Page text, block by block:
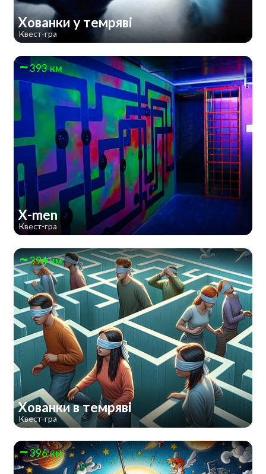
Хованки у темряві
Квест-гра
393 км
X-men
Квест-гра
394 км
Хованки в темряві
Квест-гра
396 км